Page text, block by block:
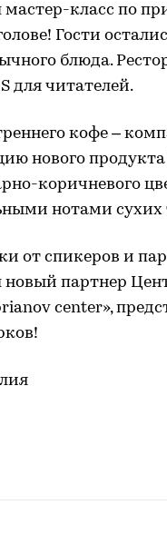
класс по
Гости
блюда.
для читателей.
кофе –
нового
коричневого
нотами сухих
от спикеров и
новый партнер
center»,